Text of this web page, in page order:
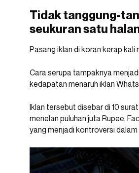
Tidak tanggung-
seukuran satu
Pasang iklan di koran kerap
Cara serupa tampaknya
kedapatan menaruh iklan
Iklan tersebut disebar di 10
menelan puluhan juta Rupee,
yang menjadi kontroversi